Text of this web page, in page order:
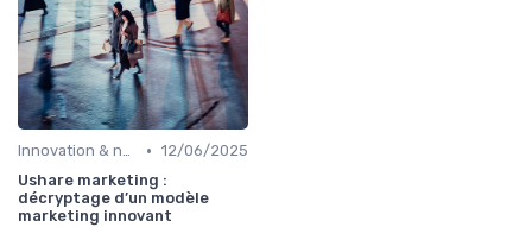
Innovation & nouveaux leviers marketing • 12/06/2025
Ushare marketing :
décryptage d’un modèle
marketing innovant